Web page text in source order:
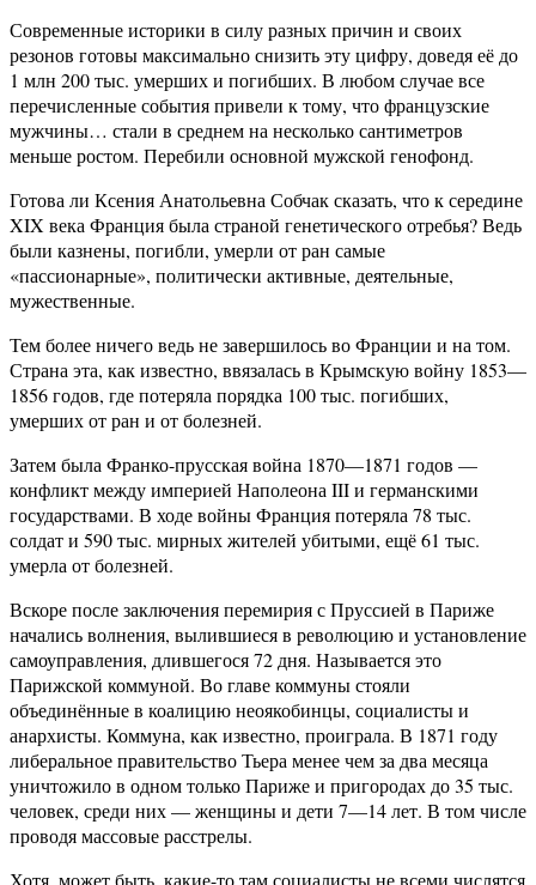
Современные историки в силу разных причин и своих
резонов готовы максимально снизить эту цифру, доведя её до
1 млн 200 тыс. умерших и погибших. В любом случае все
перечисленные события привели к тому, что французские
мужчины… стали в среднем на несколько сантиметров
меньше ростом. Перебили основной мужской генофонд.
Готова ли Ксения Анатольевна Собчак сказать, что к середине
XIX века Франция была страной генетического отребья? Ведь
были казнены, погибли, умерли от ран самые
«пассионарные», политически активные, деятельные,
мужественные.
Тем более ничего ведь не завершилось во Франции и на том.
Страна эта, как известно, ввязалась в Крымскую войну 1853—
1856 годов, где потеряла порядка 100 тыс. погибших,
умерших от ран и от болезней.
Затем была Франко-прусская война 1870—1871 годов —
конфликт между империей Наполеона III и германскими
государствами. В ходе войны Франция потеряла 78 тыс.
солдат и 590 тыс. мирных жителей убитыми, ещё 61 тыс.
умерла от болезней.
Вскоре после заключения перемирия с Пруссией в Париже
начались волнения, вылившиеся в революцию и установление
самоуправления, длившегося 72 дня. Называется это
Парижской коммуной. Во главе коммуны стояли
объединённые в коалицию неоякобинцы, социалисты и
анархисты. Коммуна, как известно, проиграла. В 1871 году
либеральное правительство Тьера менее чем за два месяца
уничтожило в одном только Париже и пригородах до 35 тыс.
человек, среди них — женщины и дети 7—14 лет. В том числе
проводя массовые расстрелы.